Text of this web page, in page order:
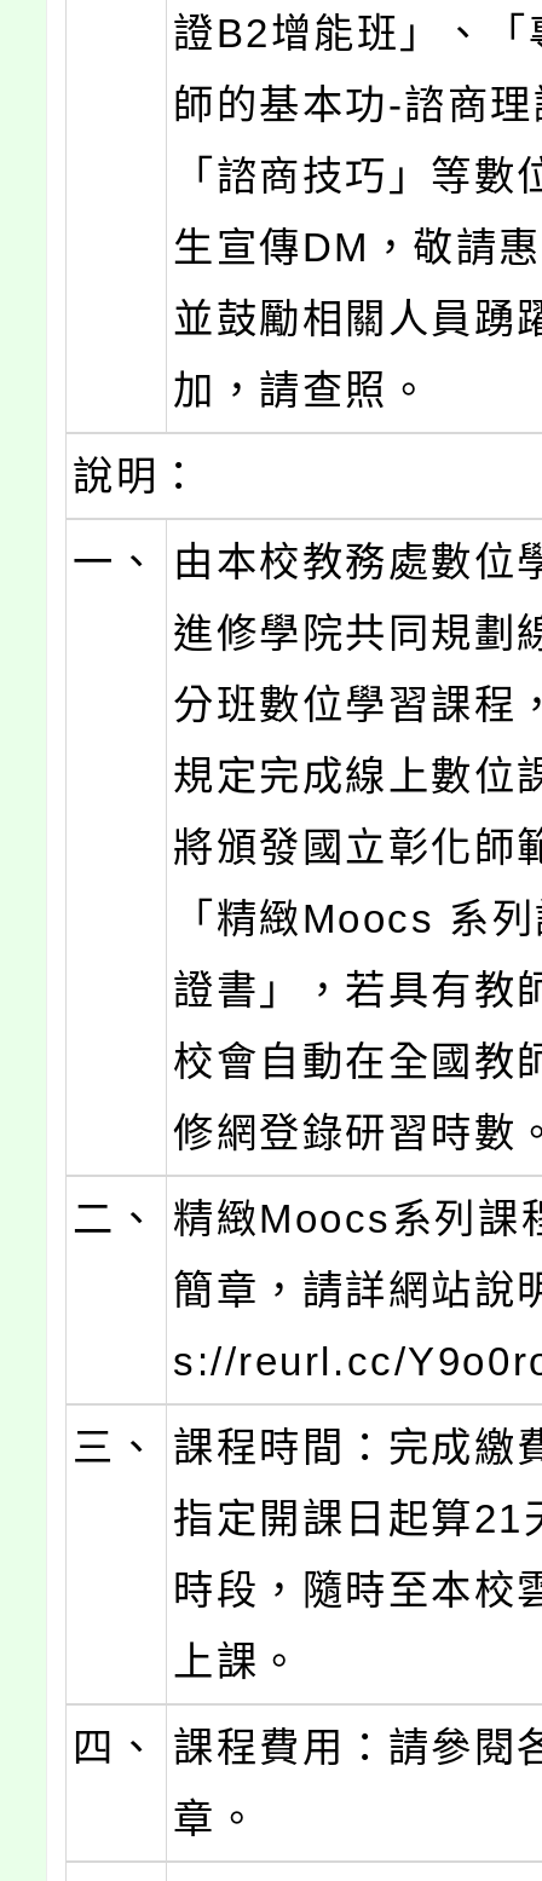
證B2增能班」、「
師的基本功-諮商
「諮商技巧」等數
生宣傳DM，敬請
並鼓勵相關人員踴
加，請查照。
說明：
一、
由本校教務處數位
進修學院共同規劃
分班數位學習課程
規定完成線上數位
將頒發國立彰化師
「精緻Moocs 系
證書」，若具有教
校會自動在全國教
修網登錄研習時數
二、
精緻Moocs系列課
簡章，請詳網站說
s://reurl.cc/
三、
課程時間：完成繳
指定開課日起算21
時段，隨時至本校
上課。
四、
課程費用：請參閱
章。